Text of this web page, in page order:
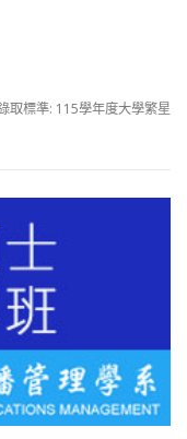
取標準: 115學年度大學繁星